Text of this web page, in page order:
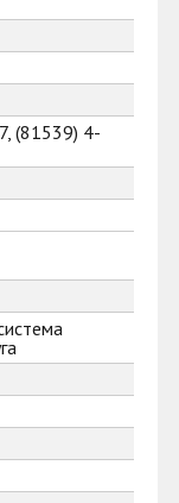
(81539) 4-